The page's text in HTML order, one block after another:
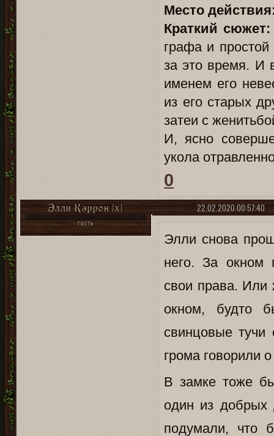
Место
Краткий сюжет:
графа и простой
за это время. И
именем его
из его старых
затеи с
И, ясно
укола
0
22.02.2020 00:57:40
Элли Кэррон [X]
ГОСТЬ
Элли снова
него. За окном
свои права. Или
окном, будто
свинцовые
грома говорили
В замке тоже
один из добрых
подумали, что